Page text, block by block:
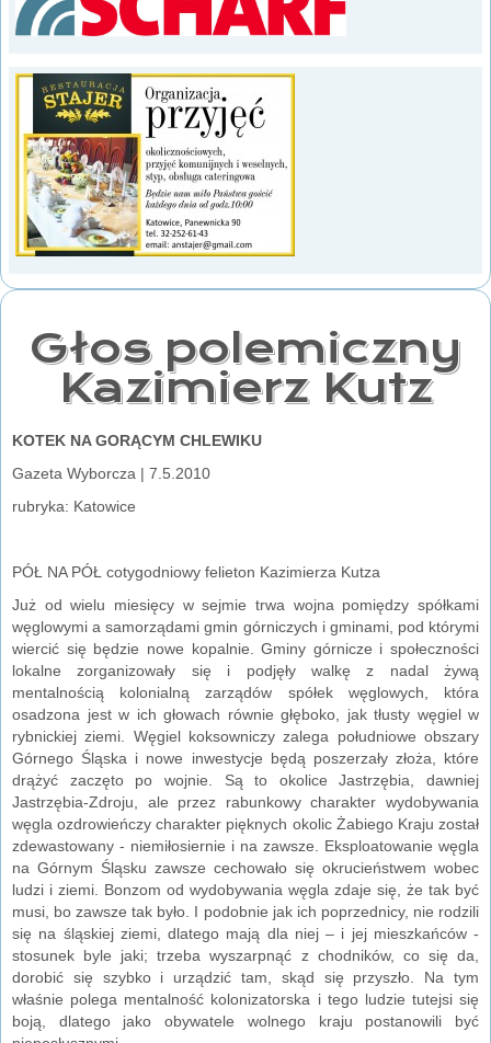
Głos polemiczny
Kazimierz Kutz
KOTEK NA GORĄCYM CHLEWIKU
Gazeta Wyborcza | 7.5.2010
rubryka: Katowice
PÓŁ NA PÓŁ cotygodniowy felieton Kazimierza Kutza
Już od wielu miesięcy w sejmie trwa wojna pomiędzy spółkami
węglowymi a samorządami gmin górniczych i gminami, pod którymi
wiercić się będzie nowe kopalnie. Gminy górnicze i społeczności
lokalne zorganizowały się i podjęły walkę z nadal żywą
mentalnością kolonialną zarządów spółek węglowych, która
osadzona jest w ich głowach równie głęboko, jak tłusty węgiel w
rybnickiej ziemi. Węgiel koksowniczy zalega południowe obszary
Górnego Śląska i nowe inwestycje będą poszerzały złoża, które
drążyć zaczęto po wojnie. Są to okolice Jastrzębia, dawniej
Jastrzębia-Zdroju, ale przez rabunkowy charakter wydobywania
węgla ozdrowieńczy charakter pięknych okolic Żabiego Kraju został
zdewastowany - niemiłosiernie i na zawsze. Eksploatowanie węgla
na Górnym Śląsku zawsze cechowało się okrucieństwem wobec
ludzi i ziemi. Bonzom od wydobywania węgla zdaje się, że tak być
musi, bo zawsze tak było. I podobnie jak ich poprzednicy, nie rodzili
się na śląskiej ziemi, dlatego mają dla niej – i jej mieszkańców -
stosunek byle jaki; trzeba wyszarpnąć z chodników, co się da,
dorobić się szybko i urządzić tam, skąd się przyszło. Na tym
właśnie polega mentalność kolonizatorska i tego ludzie tutejsi się
boją, dlatego jako obywatele wolnego kraju postanowili być